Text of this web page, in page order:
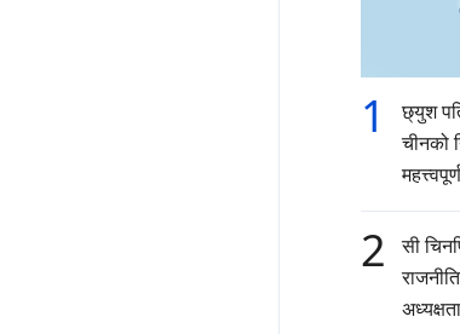
1
छ्युश
चीनको
2
सी
अध्यक्षता